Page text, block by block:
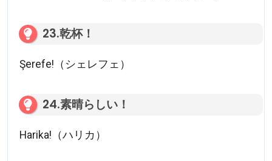
23.乾杯！
Şerefe!（シェレフェ）
24.素晴らしい！
Harika!（ハリカ）